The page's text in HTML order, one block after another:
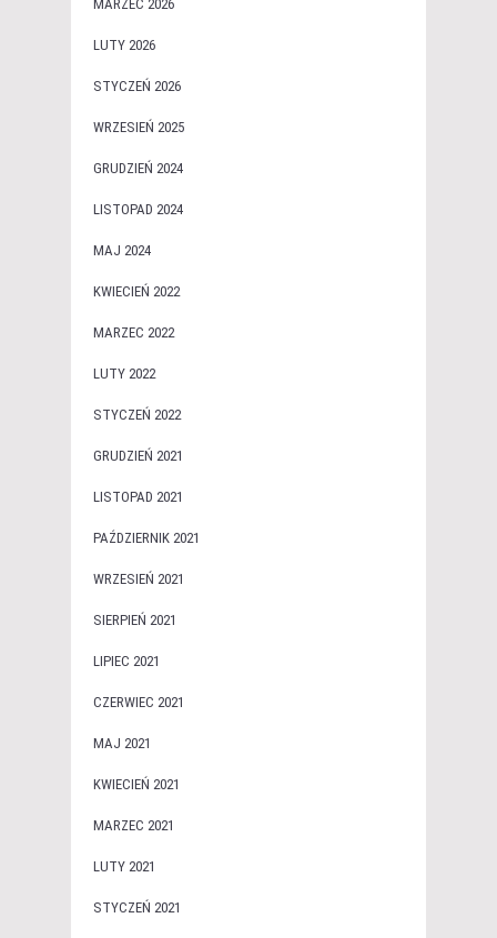
MARZEC 2026
LUTY 2026
STYCZEŃ 2026
WRZESIEŃ 2025
GRUDZIEŃ 2024
LISTOPAD 2024
MAJ 2024
KWIECIEŃ 2022
MARZEC 2022
LUTY 2022
STYCZEŃ 2022
GRUDZIEŃ 2021
LISTOPAD 2021
PAŹDZIERNIK 2021
WRZESIEŃ 2021
SIERPIEŃ 2021
LIPIEC 2021
CZERWIEC 2021
MAJ 2021
KWIECIEŃ 2021
MARZEC 2021
LUTY 2021
STYCZEŃ 2021